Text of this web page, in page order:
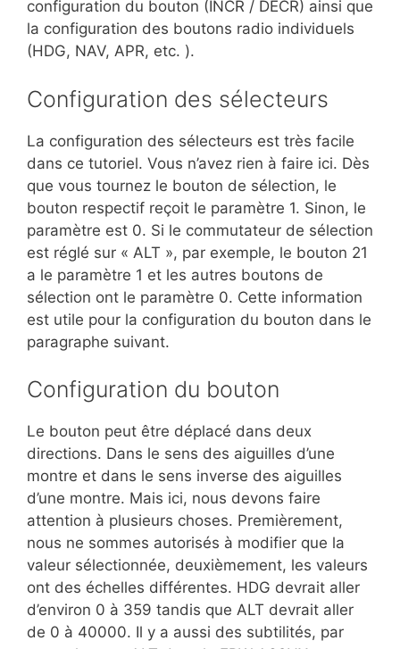
configuration du bouton (INCR / DECR) ainsi que
la configuration des boutons radio individuels
(HDG, NAV, APR, etc. ).
Configuration des sélecteurs
La configuration des sélecteurs est très facile
dans ce tutoriel. Vous n’avez rien à faire ici. Dès
que vous tournez le bouton de sélection, le
bouton respectif reçoit le paramètre 1. Sinon, le
paramètre est 0. Si le commutateur de sélection
est réglé sur « ALT », par exemple, le bouton 21
a le paramètre 1 et les autres boutons de
sélection ont le paramètre 0. Cette information
est utile pour la configuration du bouton dans le
paragraphe suivant.
Configuration du bouton
Le bouton peut être déplacé dans deux
directions. Dans le sens des aiguilles d’une
montre et dans le sens inverse des aiguilles
d’une montre. Mais ici, nous devons faire
attention à plusieurs choses. Premièrement,
nous ne sommes autorisés à modifier que la
valeur sélectionnée, deuxièmement, les valeurs
ont des échelles différentes. HDG devrait aller
d’environ 0 à 359 tandis que ALT devrait aller
de 0 à 40000. Il y a aussi des subtilités, par